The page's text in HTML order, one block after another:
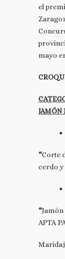
el
mayo
JAMÓN
“Corte
cerdo y
“Jamón
APTA